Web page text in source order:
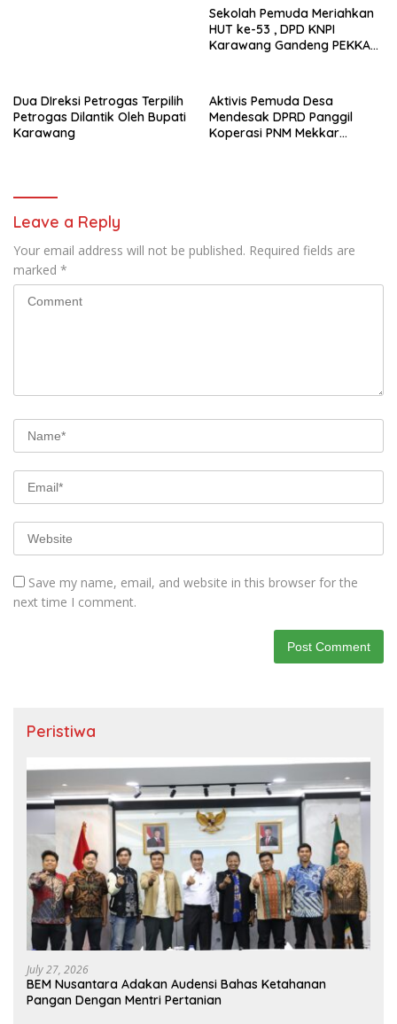
Sekolah Pemuda Meriahkan
HUT ke-53 , DPD KNPI
Karawang Gandeng PEKKA
Dua DIreksi Petrogas Terpilih
Petrogas Dilantik Oleh Bupati
Karawang
Aktivis Pemuda Desa
Mendesak DPRD Panggil
Koperasi PNM Mekkar
Leave a Reply
Your email address will not be published. Required fields are
marked *
Save my name, email, and website in this browser for the
next time I comment.
Peristiwa
July 27, 2026
BEM Nusantara Adakan Audensi Bahas Ketahanan
Pangan Dengan Mentri Pertanian